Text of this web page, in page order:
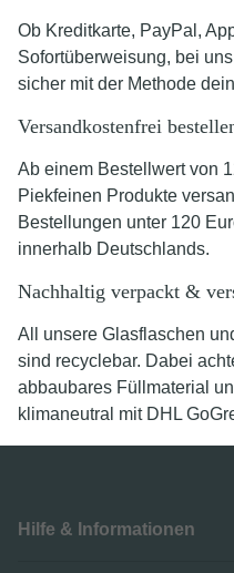
Ob Kreditkarte, PayPal,
Sofortüberweisung, bei
sicher mit der Methode
Versandkostenfrei
Ab einem Bestellwert von
Piekfeinen Produkte
Bestellungen unter 120
innerhalb Deutschlands.
Nachhaltig verpackt &
All unsere Glasflaschen
sind recyclebar. Dabei
abbaubares Füllmaterial
klimaneutral mit DHL
Hilfe & Informationen